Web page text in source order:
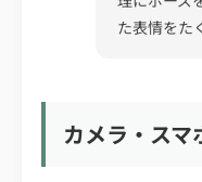
た表情をた
カメラ・ス